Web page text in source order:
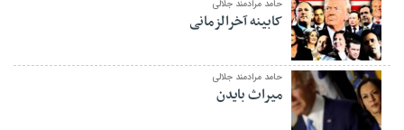
حامد مرادمند جلالی
کابینه آخرالزمانی
حامد مرادمند جلالی
میراث بایدن